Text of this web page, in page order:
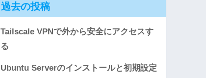
過去の投稿
Tailscale VPNで外から安全にアクセスす
る
Ubuntu Serverのインストールと初期設定